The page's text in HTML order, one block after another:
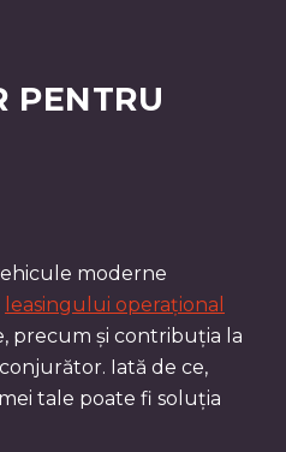
PENTRU
moderne
leasingului operațional
precum și contribuția la
Iată de ce,
tale poate fi soluția